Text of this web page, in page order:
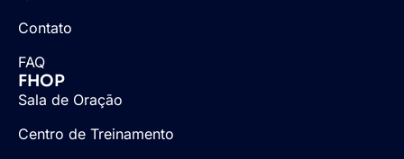
Contato
FAQ
FHOP
Sala de Oração
Centro de Treinamento